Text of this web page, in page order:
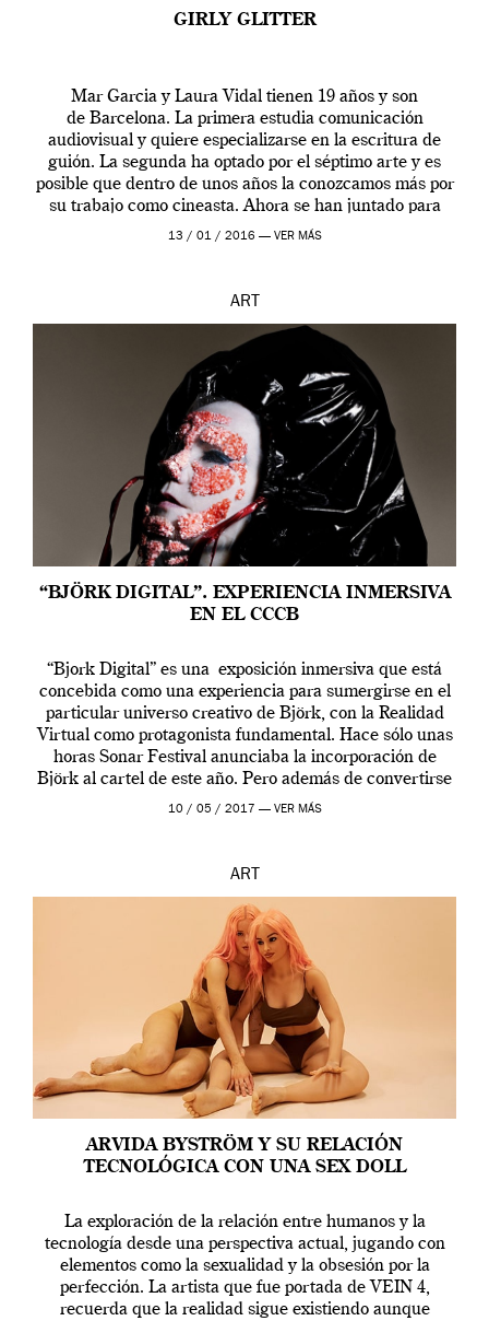
GIRLY GLITTER
Mar Garcia y Laura Vidal tienen 19 años y son
de Barcelona. La primera estudia comunicación
audiovisual y quiere especializarse en la escritura de
guión. La segunda ha optado por el séptimo arte y es
posible que dentro de unos años la conozcamos más por
su trabajo como cineasta. Ahora se han juntado para
contarnos una […]
13 / 01 / 2016 — VER MÁS
ART
“BJÖRK DIGITAL”. EXPERIENCIA INMERSIVA
EN EL CCCB
“Bjork Digital” es una exposición inmersiva que está
concebida como una experiencia para sumergirse en el
particular universo creativo de Björk, con la Realidad
Virtual como protagonista fundamental. Hace sólo unas
horas Sonar Festival anunciaba la incorporación de
Björk al cartel de este año. Pero además de convertirse
en una de las actuaciones más relevantes […]
10 / 05 / 2017 — VER MÁS
ART
ARVIDA BYSTRÖM Y SU RELACIÓN
TECNOLÓGICA CON UNA SEX DOLL
La exploración de la relación entre humanos y la
tecnología desde una perspectiva actual, jugando con
elementos como la sexualidad y la obsesión por la
perfección. La artista que fue portada de VEIN 4,
recuerda que la realidad sigue existiendo aunque